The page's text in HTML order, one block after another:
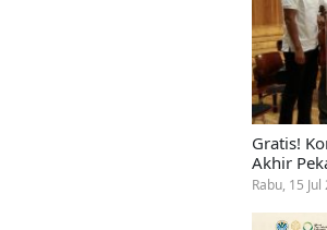
Gratis!
Akhir
Rabu, 15